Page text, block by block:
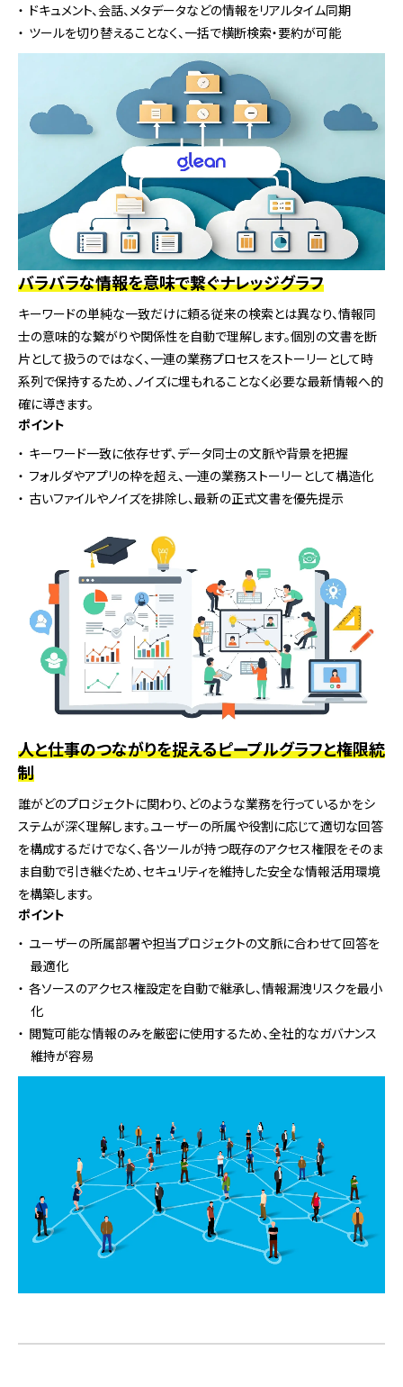
ドキュメント、会話、メタデータなどの情報をリアルタイム同期
ツールを切り替えることなく、一括で横断検索・要約が可能
バラバラな情報を意味で繋ぐナレッジグラフ
キーワードの単純な一致だけに頼る従来の検索とは異なり、情報同
士の意味的な繋がりや関係性を自動で理解します。個別の文書を断
片として扱うのではなく、一連の業務プロセスをストーリーとして時
系列で保持するため、ノイズに埋もれることなく必要な最新情報へ的
確に導きます。
ポイント
キーワード一致に依存せず、データ同士の文脈や背景を把握
フォルダやアプリの枠を超え、一連の業務ストーリーとして構造化
古いファイルやノイズを排除し、最新の正式文書を優先提示
人と仕事のつながりを捉えるピープルグラフと権限統
制
誰がどのプロジェクトに関わり、どのような業務を行っているかをシ
ステムが深く理解します。ユーザーの所属や役割に応じて適切な回答
を構成するだけでなく、各ツールが持つ既存のアクセス権限をそのま
ま自動で引き継ぐため、セキュリティを維持した安全な情報活用環境
を構築します。
ポイント
ユーザーの所属部署や担当プロジェクトの文脈に合わせて回答を
最適化
各ソースのアクセス権設定を自動で継承し、情報漏洩リスクを最小
化
閲覧可能な情報のみを厳密に使用するため、全社的なガバナンス
維持が容易